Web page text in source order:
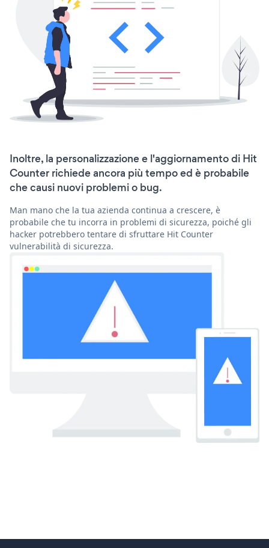
Inoltre, la personalizzazione e l'aggiornamento di Hit
Counter richiede ancora più tempo ed è probabile
che causi nuovi problemi o bug.
Man mano che la tua azienda continua a crescere, è
probabile che tu incorra in problemi di sicurezza, poiché gli
hacker potrebbero tentare di sfruttare Hit Counter
vulnerabilità di sicurezza.